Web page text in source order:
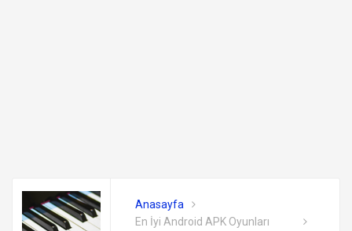
Anasayfa
En İyi Android APK Oyunları